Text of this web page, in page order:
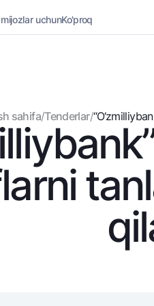
Omonatlar
Hamma uchun
Jozibali
Vozmojno vse
uchunKo'proq
sahifa/Tenderlar/